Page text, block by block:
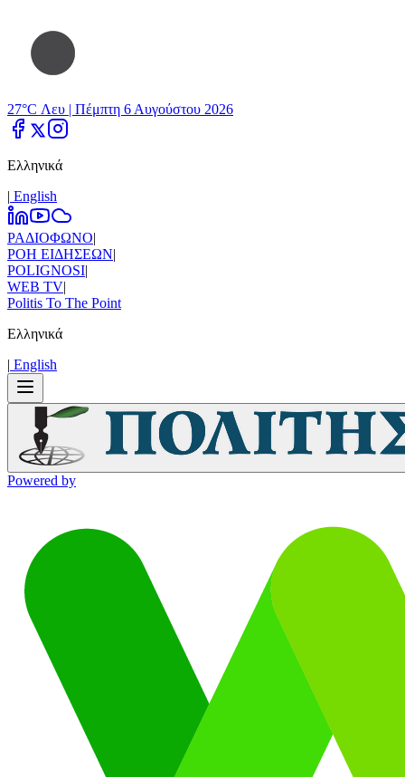
27°C Λευ | Πέμπτη 6 Αυγούστου 2026
Ελληνικά
| Εnglish
ΡΑΔΙΟΦΩΝΟ|
ΡΟΗ ΕΙΔΗΣΕΩΝ|
POLIGNOSI|
WEB TV|
Politis To The Point
Ελληνικά
| Εnglish
Powered by